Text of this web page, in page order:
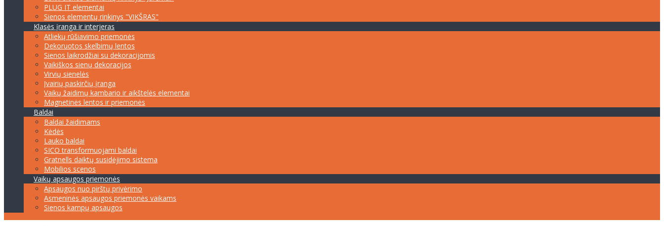
PLUG IT elementai
Sienos elementų rinkinys "VIKŠRAS"
Klasės įranga ir interjeras
Atliekų rūšiavimo priemonės
Dekoruotos skelbimų lentos
Sienos laikrodžiai su dekoracijomis
Vaikiškos sienų dekoracijos
Virvių sienelės
Įvairių paskirčių įranga
Vaikų žaidimų kambario ir aikštelės elementai
Magnetinės lentos ir priemonės
Baldai
Baldai žaidimams
Kėdės
Lauko baldai
SICO transformuojami baldai
Gratnells daiktų susidėjimo sistema
Mobilios scenos
Vaikų apsaugos priemonės
Apsaugos nuo pirštų privėrimo
Asmeninės apsaugos priemonės vaikams
Sienos kampų apsaugos